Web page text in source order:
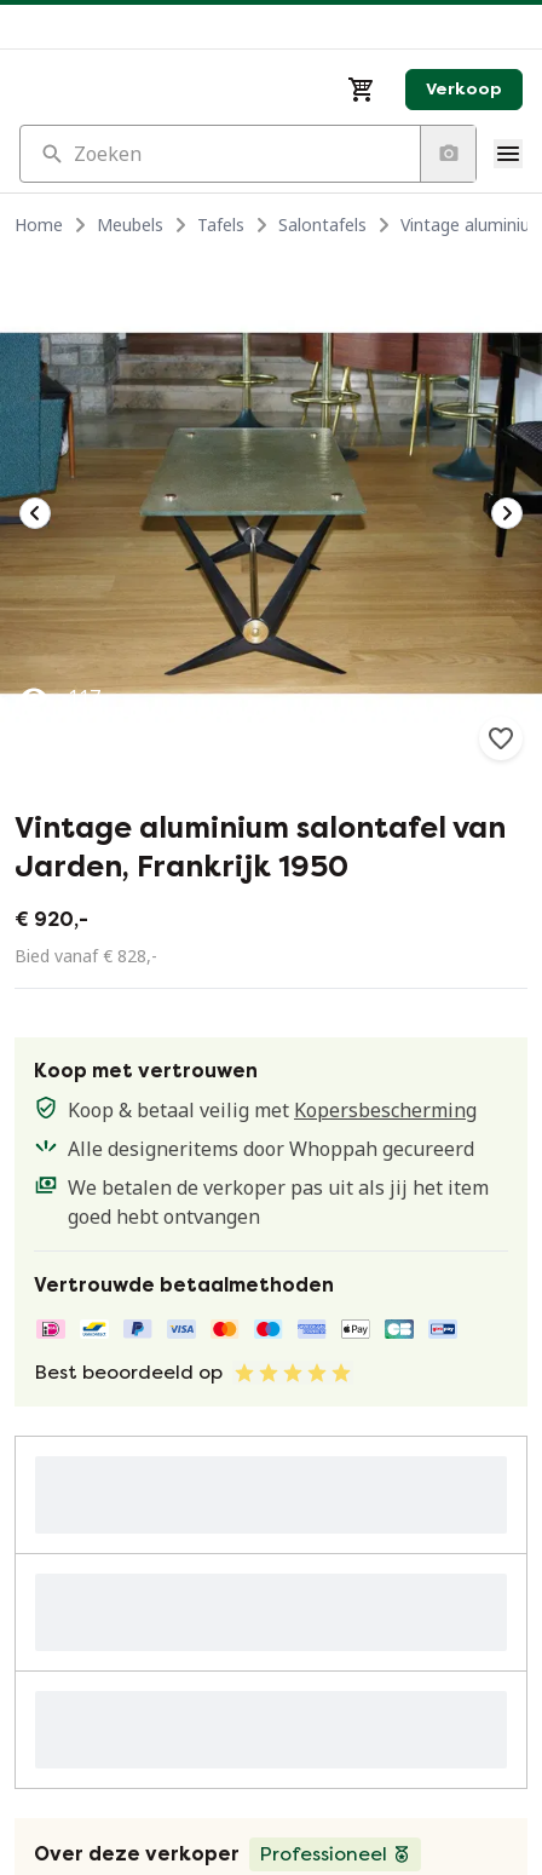
Verkoop
Zoeken
Home Meubels Tafels Salontafels Vintage
117
Vintage aluminium salontafel van
Jarden, Frankrijk 1950
€ 920,-
Bied vanaf € 828,-
Koop met vertrouwen
Koop & betaal veilig met Kopersbescherming
Alle designeritems door Whoppah gecureerd
We betalen de verkoper pas uit als jij het item
goed hebt ontvangen
Vertrouwde betaalmethoden
Best beoordeeld op
Over deze verkoper
Professioneel